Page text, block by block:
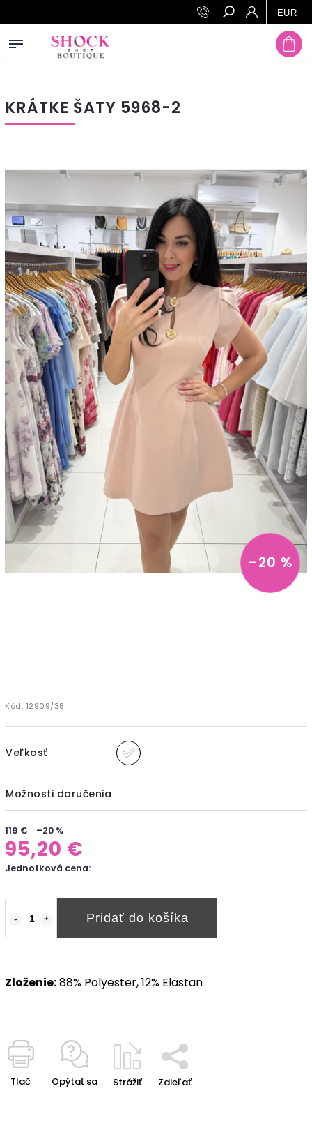
EUR
Hľadať
KRÁTKE ŠATY 5968-2
–20 %
Kód: 12909/38
Veľkosť
Možnosti doručenia
119 € –20 %
95,20 €
Jednotková cena:
Pridať do košíka
Zloženie:88% Polyester, 12% Elastan
Tlač Opýtať sa Strážiť Zdieľať